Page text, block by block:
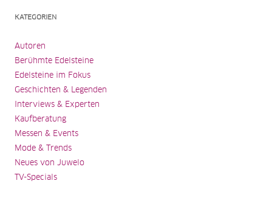
KATEGORIEN
Autoren
Berühmte Edelsteine
Edelsteine im Fokus
Geschichten & Legenden
Interviews & Experten
Kaufberatung
Messen & Events
Mode & Trends
Neues von Juwelo
TV-Specials